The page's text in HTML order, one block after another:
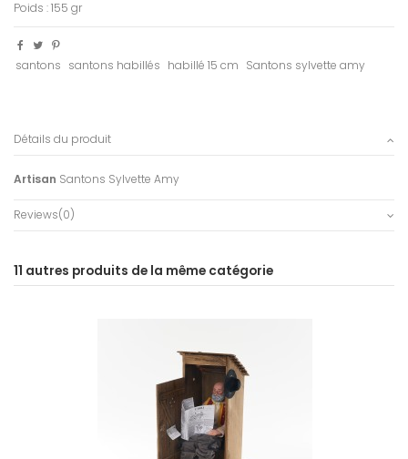
Poids : 155 gr
santons santons habillés habillé 15 cm Santons sylvette amy
Détails du produit
Artisan Santons Sylvette Amy
Reviews(0)
11 autres produits de la même catégorie